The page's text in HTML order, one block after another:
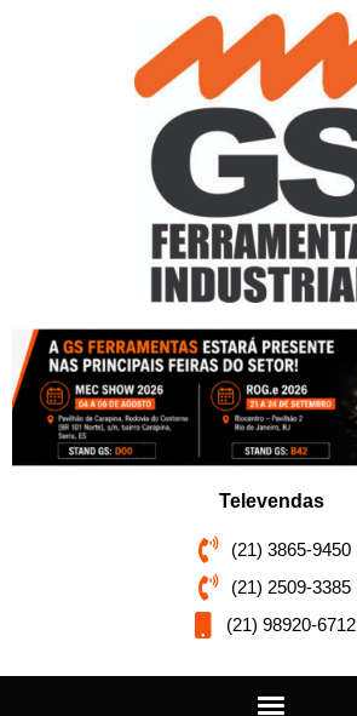
Televendas
(21) 3865-9450
(21) 2509-3385
(21) 98920-6712